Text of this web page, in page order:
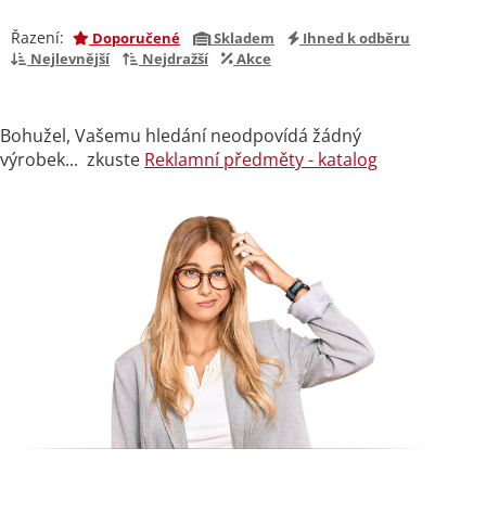
Řazení: Doporučené Skladem
Ihned k odběru
Nejlevnější
Nejdražší Akce
Bohužel, Vašemu hledání neodpovídá žádný
výrobek... zkuste Reklamní předměty - katalog